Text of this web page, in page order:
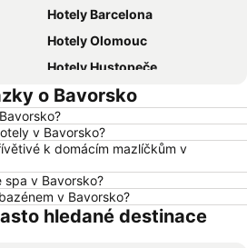
Hotely Barcelona
Hotely Olomouc
Hotely Hustopeče
Hotely Hurghada
Hotely Kolobrzeg
Hotely Málaga
Hotely Ostrava
Hotely Itálie
Hotely Istrie
o Bavorsko
v Bavorsko?
k domácím mazlíčkům v
spa v Bavorsko?
v Bavorsko?
hledané destinace